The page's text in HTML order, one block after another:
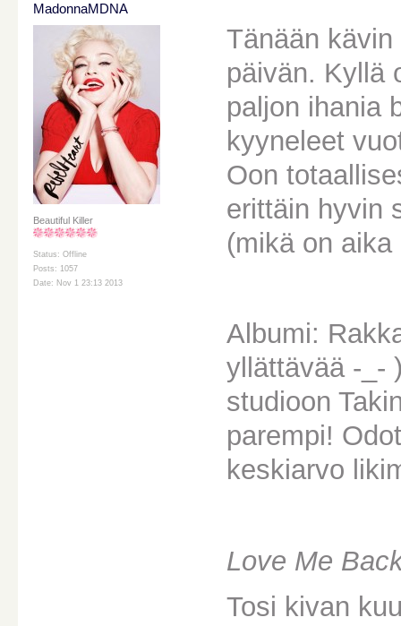
MadonnaMDNA
Beautiful Killer
Status: Offline
Posts: 1057
Date: Nov 1 23:13 2013
Tänään
päivän. Kyllä
paljon ihania
kyyneleet
Oon
erittäin hyvin
(mikä on
Albumi:
yllättävää -_-
studioon
parempi!
keskiarvo
Love Me
Tosi kivan